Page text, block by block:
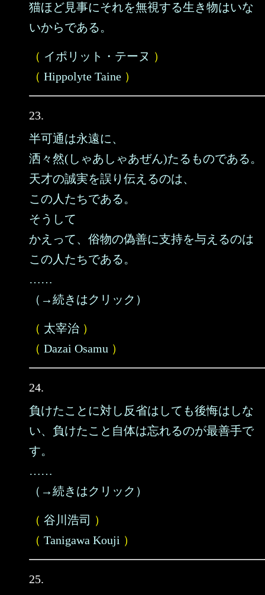
猫ほど見事にそれを無視する生き物はいな
いからである。
（ イポリット・テーヌ ）
（ Hippolyte Taine ）
23.
半可通は永遠に、
洒々然(しゃあしゃあぜん)たるものである。
天才の誠実を誤り伝えるのは、
この人たちである。
そうして
かえって、俗物の偽善に支持を与えるのは
この人たちである。
……
（→続きはクリック）
（ 太宰治 ）
（ Dazai Osamu ）
24.
負けたことに対し反省はしても後悔はしな
い、負けたこと自体は忘れるのが最善手で
す。
……
（→続きはクリック）
（ 谷川浩司 ）
（ Tanigawa Kouji ）
25.